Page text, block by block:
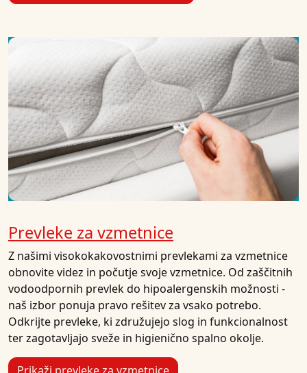
Prevleke za vzmetnice
Z našimi visokokakovostnimi prevlekami za vzmetnice
obnovite videz in počutje svoje vzmetnice. Od zaščitnih
vodoodpornih prevlek do hipoalergenskih možnosti -
naš izbor ponuja pravo rešitev za vsako potrebo.
Odkrijte prevleke, ki združujejo slog in funkcionalnost
ter zagotavljajo sveže in higienično spalno okolje.